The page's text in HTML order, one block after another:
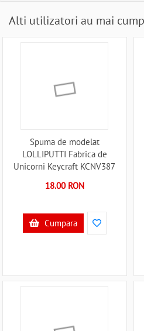
Alti utilizatori au mai
Spuma de modelat
LOLLIPUTTI Fabrica de
Unicorni Keycraft KCNV387
18.00 RON
Cumpara